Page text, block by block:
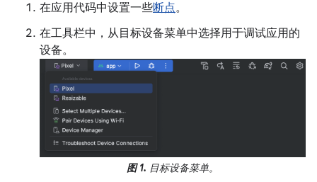
在应用代码中设置一些断点。
在工具栏中，从目标设备菜单中选择用于调试应用的
设备。
图 1. 目标设备菜单。